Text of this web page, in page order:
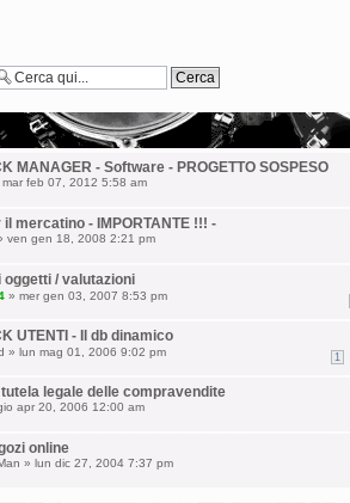
MANAGER - Software - PROGETTO SOSPESO
mar feb 07, 2012 5:58 am
mercatino - IMPORTANTE !!! -
ven gen 18, 2008 2:21 pm
oggetti / valutazioni
» mer gen 03, 2007 8:53 pm
UTENTI - Il db dinamico
1
» lun mag 01, 2006 9:02 pm
tutela legale delle compravendite
apr 20, 2006 12:00 am
online
» lun dic 27, 2004 7:37 pm